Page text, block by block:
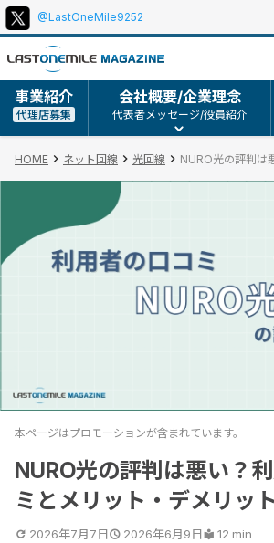
事業紹介
代理店募集
会社概要/企業理念
代表者メッセージ/役員紹介
@LastOneMile9252
HOME ネット回線 光回線
本ページはプロモーションが含まれています。
NURO光の評判は悪い？
ミとメリット・デメリッ
2026年7月7日 2026年6月9日 12 min